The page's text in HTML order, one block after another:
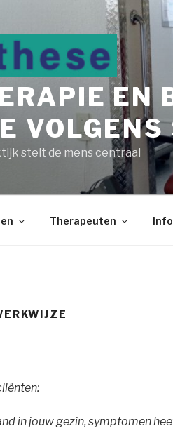
EN
VOLGENS
stelt de mens centraal
Therapeuten Info
in jouw gezin, symptomen